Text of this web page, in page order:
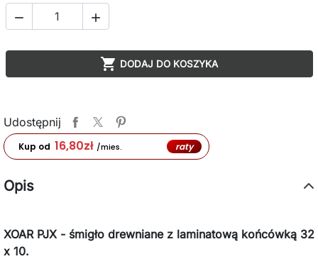
 
 DODAJ DO KOSZYKA
Udostępnij
Kup od 16,80zł /mies. raty
Opis
XOAR PJX - śmigło drewniane z laminatową końcówką 32
x 10.